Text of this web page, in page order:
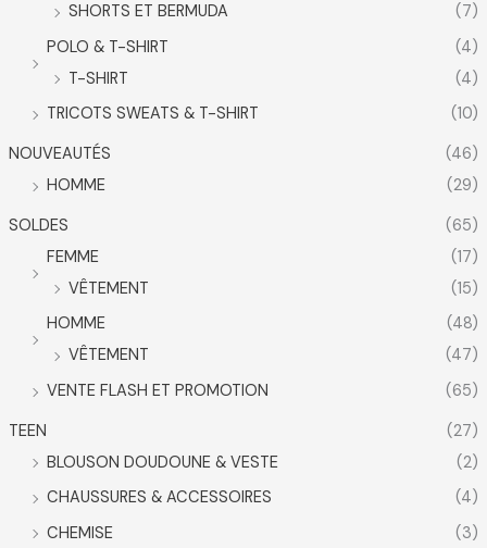
SHORTS ET BERMUDA
(7)
POLO & T-SHIRT
(4)
T-SHIRT
(4)
TRICOTS SWEATS & T-SHIRT
(10)
NOUVEAUTÉS
(46)
HOMME
(29)
SOLDES
(65)
FEMME
(17)
VÊTEMENT
(15)
HOMME
(48)
VÊTEMENT
(47)
VENTE FLASH ET PROMOTION
(65)
TEEN
(27)
BLOUSON DOUDOUNE & VESTE
(2)
CHAUSSURES & ACCESSOIRES
(4)
CHEMISE
(3)